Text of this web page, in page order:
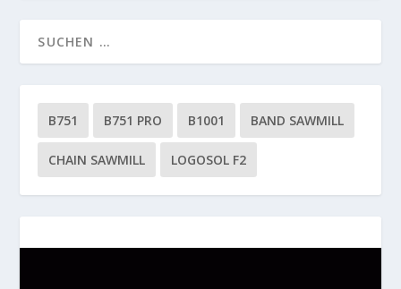
B751 B751 PRO B1001 BAND SAWMILL
CHAIN SAWMILL LOGOSOL F2